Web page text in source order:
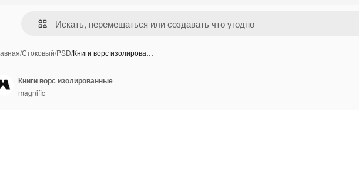
/Стоковый/PSD/Книги ворс изолирова…
Книги ворс изолированные
magnific